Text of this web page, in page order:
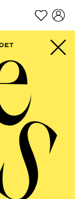
springen